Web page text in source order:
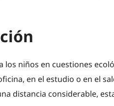
niños en cuestiones
en el estudio o en el
distancia considerable,